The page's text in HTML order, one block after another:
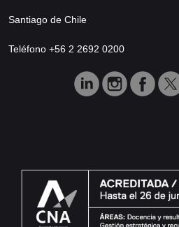
Santiago de Chile
Teléfono +56 2 2692 0200